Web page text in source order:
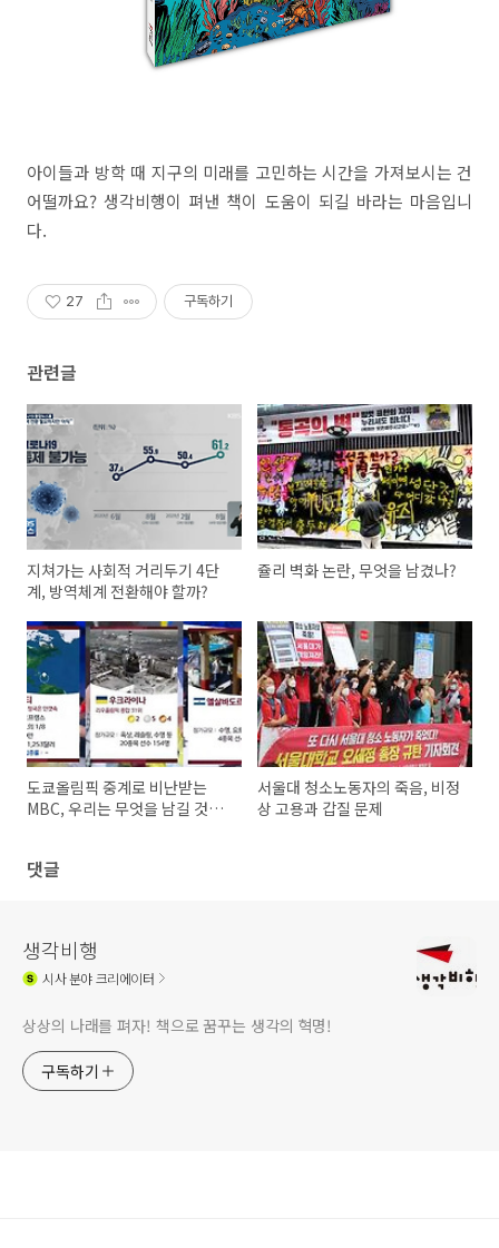
아이들과 방학 때 지구의 미래를 고민하는 시간을 가져보시는 건
어떨까요? 생각비행이 펴낸 책이 도움이 되길 바라는 마음입니
다.
27 구독하기
관련글
지쳐가는 사회적 거리두기 4단
계, 방역체계 전환해야 할까?
쥴리 벽화 논란, 무엇을 남겼나?
도쿄올림픽 중계로 비난받는
MBC, 우리는 무엇을 남길 것인
서울대 청소노동자의 죽음, 비정
상 고용과 갑질 문제
댓글
생각비행
시사분야 크리에이터
상상의 나래를 펴자! 책으로 꿈꾸는 생각의 혁명!
구독하기